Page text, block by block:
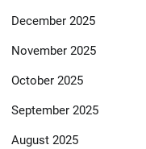
December 2025
November 2025
October 2025
September 2025
August 2025